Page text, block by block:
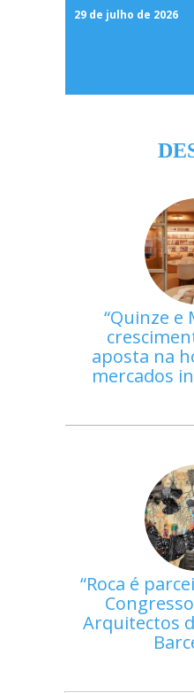
29 de julho de 2026
Quinze e
aposta na
mercados
Roca é
Arquitectos